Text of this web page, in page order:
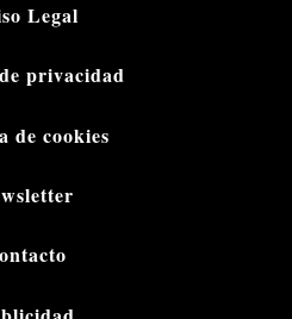
Legal
privacidad
de cookies